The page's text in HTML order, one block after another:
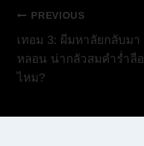
แนะแนว
เรื่อง
PREVIOUS
เทอม 3: ผีมหาลัยกลับมา
หลอน น่ากลัวสมคำร่ำลือ
ไหม?